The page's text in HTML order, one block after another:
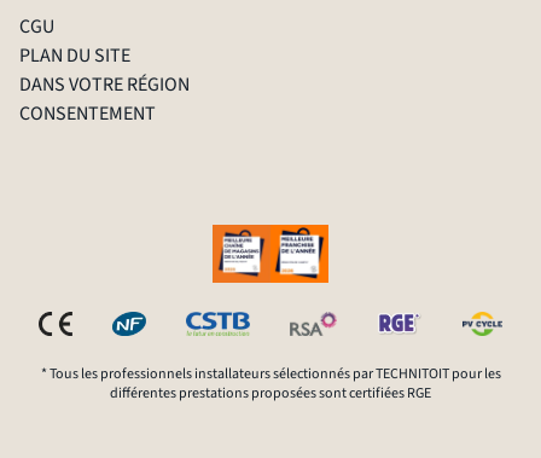
CGU
PLAN DU SITE
DANS VOTRE RÉGION
CONSENTEMENT
* Tous les professionnels installateurs sélectionnés par TECHNITOIT pour les
différentes prestations proposées sont certifiées RGE